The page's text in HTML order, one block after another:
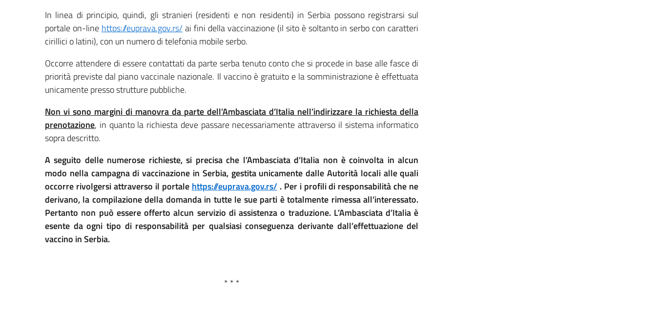
In linea di principio, quindi, gli stranieri (residenti e non residenti) in Serbia possono registrarsi sul
portale on-line https://euprava.gov.rs/ai fini della vaccinazione (il sito è soltanto in serbo con caratteri
cirillici o latini), con un numero di telefonia mobile serbo.
Occorre attendere di essere contattati da parte serba tenuto conto che si procede in base alle fasce di
priorità previste dal piano vaccinale nazionale. Il vaccino è gratuito e la somministrazione è effettuata
unicamente presso strutture pubbliche.
Non vi sono margini di manovra da parte dell’Ambasciata d’Italia nell’indirizzare la richiesta della
prenotazione, in quanto la richiesta deve passare necessariamente attraverso il sistema informatico
sopra descritto.
A seguito delle numerose richieste, si precisa che l’Ambasciata d’Italia non è coinvolta in alcun
modo nella campagna di vaccinazione in Serbia, gestita unicamente dalle Autorità locali alle quali
occorre rivolgersi attraverso il portale https://euprava.gov.rs/. Per i profili di responsabilità che ne
derivano, la compilazione della domanda in tutte le sue parti è totalmente rimessa all’interessato.
Pertanto non può essere offerto alcun servizio di assistenza o traduzione. L’Ambasciata d’Italia è
esente da ogni tipo di responsabilità per qualsiasi conseguenza derivante dall’effettuazione del
vaccino in Serbia.
* * *